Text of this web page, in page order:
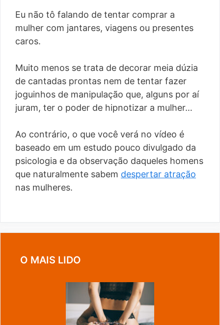
Eu não tô falando de tentar comprar a
mulher com jantares, viagens ou presentes
caros.
Muito menos se trata de decorar meia dúzia
de cantadas prontas nem de tentar fazer
joguinhos de manipulação que, alguns por aí
juram, ter o poder de hipnotizar a mulher…
Ao contrário, o que você verá no vídeo é
baseado em um estudo pouco divulgado da
psicologia e da observação daqueles homens
que naturalmente sabem despertar atração
nas mulheres.
O MAIS LIDO